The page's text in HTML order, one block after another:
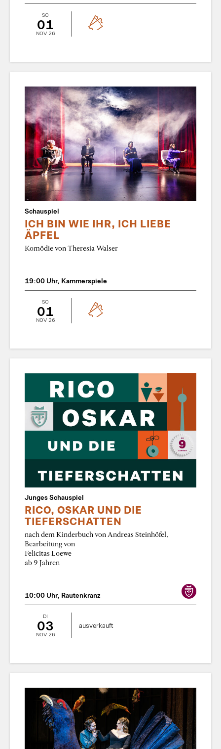
SO
01
NOV 26
Schauspiel
ICH BIN WIE IHR, ICH LIEBE
ÄPFEL
Komödie von Theresia Walser
19:00 Uhr, Kammerspiele
SO
01
NOV 26
Junges Schauspiel
RICO, OSKAR UND DIE
TIEFERSCHATTEN
nach dem Kinderbuch von Andreas Steinhöfel,
Bearbeitung von
Felicitas Loewe
ab 9 Jahren
10:00 Uhr, Rautenkranz
DI
03
NOV 26
ausverkauft